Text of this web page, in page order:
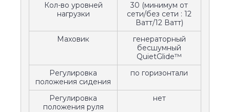
Кол-во уровней
нагрузки
30 (минимум от
сети/без сети : 12
Ватт/12 Ватт)
Маховик
генераторный
бесшумный
QuietGlide™
Регулировка
положения сидения
по горизонтали
Регулировка
положения руля
нет